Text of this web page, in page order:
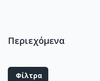
Περιεχόμενα
Φίλτρα